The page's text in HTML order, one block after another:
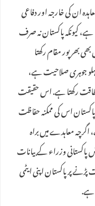
ان کی خارجہ اور دفاعی
کیونکہ پاکستان نہ صرف
بھرپور مقام رکھتا
جوہری صلاحیت ہے،
طاقت رکھتا ہے. اس حقیقت
اس کی ممکنہ حفاظت
معاہدے میں براہ
وزراء کے بیانات
پر پاکستان اپنی ایٹمی
ہے.